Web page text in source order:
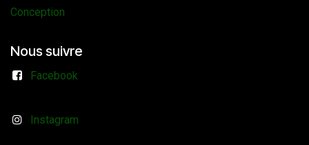
Conception
Nous suivre
Facebook
Instagram